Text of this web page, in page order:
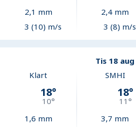
2,1 mm
3 (10) m/s
2,4 mm
3 (8) m/s
Tis 18 aug
Klart
18°
10°
1,6 mm
SMHI
18°
11 °
3,7 mm